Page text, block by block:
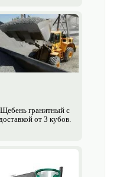
Щебень гранитный с
от 3 кубов.